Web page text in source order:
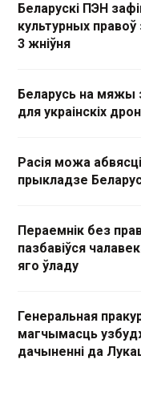
Беларускі ПЭН
культурных правоў
3 жніўня
Беларусь на мяжы
для украінскіх
Расія можа
прыкладзе
Пераемнік без
пазбавіўся
яго ўладу
Генеральная
магчымасць
дачыненні да